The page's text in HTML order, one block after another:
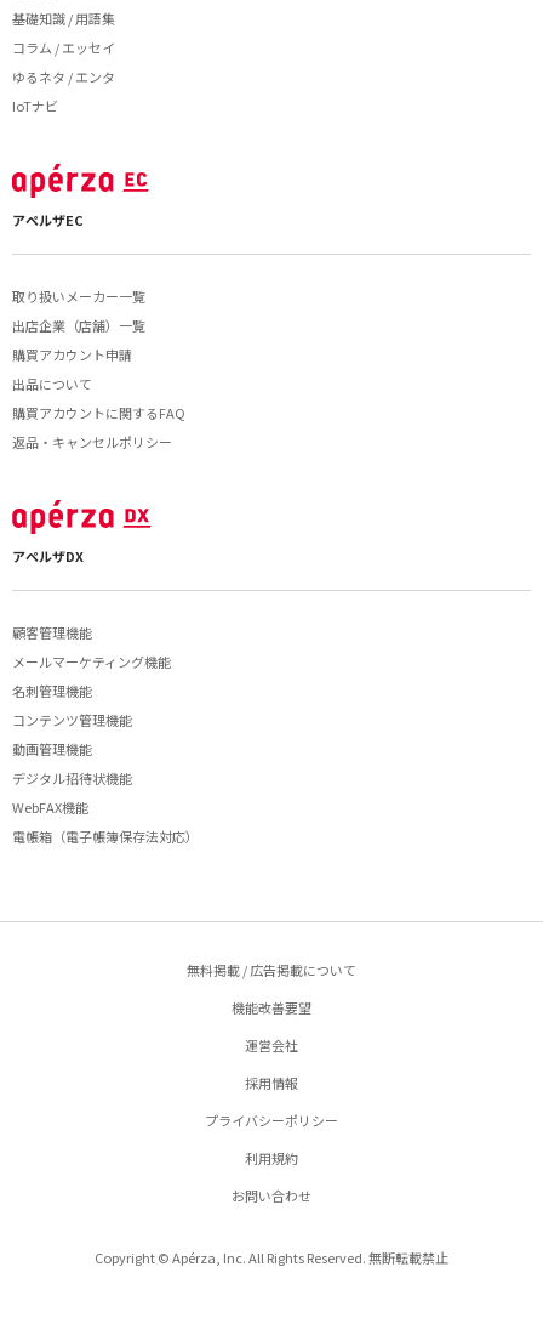
基礎知識 / 用語集
コラム / エッセイ
ゆるネタ / エンタ
IoTナビ
アペルザEC
取り扱いメーカー一覧
出店企業（店舗）一覧
購買アカウント申請
出品について
購買アカウントに関するFAQ
返品・キャンセルポリシー
アペルザDX
顧客管理機能
メールマーケティング機能
名刺管理機能
コンテンツ管理機能
動画管理機能
デジタル招待状機能
WebFAX機能
電帳箱（電子帳簿保存法対応）
無料掲載 / 広告掲載について
機能改善要望
運営会社
採用情報
プライバシーポリシー
利用規約
お問い合わせ
Copyright © Apérza, Inc. All Rights Reserved. 無断転載禁止